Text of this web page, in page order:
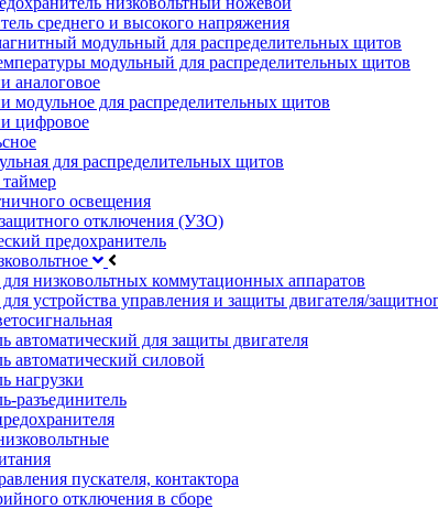
среднего и высокого напряжения
модульный для распределительных щитов
модульный для распределительных щитов
аналоговое
модульное для распределительных щитов
цифровое
для распределительных щитов
освещения
отключения (УЗО)
предохранитель
низковольтных коммутационных аппаратов
устройства управления и защиты двигателя/
автоматический для защиты двигателя
автоматический силовой
нагрузки
разъединитель
пускателя, контактора
отключения в сборе